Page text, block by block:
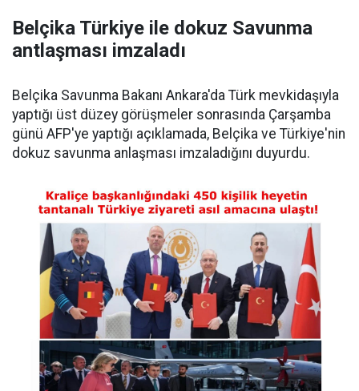
Belçika Türkiye ile dokuz Savunma
antlaşması imzaladı
Belçika Savunma Bakanı Ankara'da Türk mevkidaşıyla
yaptığı üst düzey görüşmeler sonrasında Çarşamba
günü AFP'ye yaptığı açıklamada, Belçika ve Türkiye'nin
dokuz savunma anlaşması imzaladığını duyurdu.